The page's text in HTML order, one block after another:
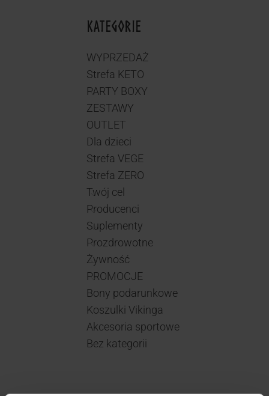
KATEGORIE
WYPRZEDAŻ
Strefa KETO
PARTY BOXY
ZESTAWY
OUTLET
Dla dzieci
Strefa VEGE
Strefa ZERO
Twój cel
Producenci
Suplementy
Prozdrowotne
Żywność
PROMOCJE
Bony podarunkowe
Koszulki Vikinga
Akcesoria sportowe
Bez kategorii